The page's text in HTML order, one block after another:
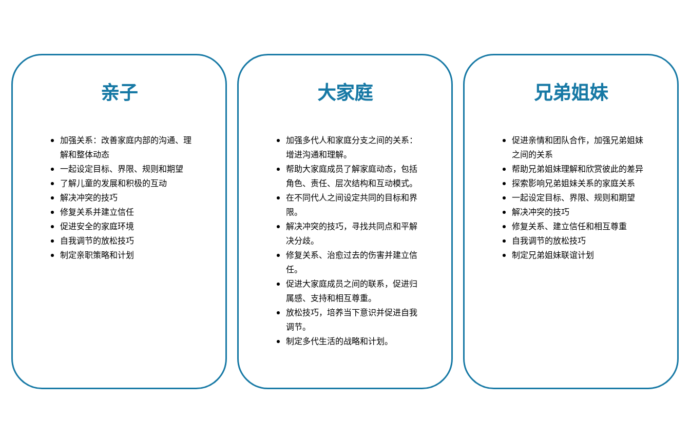
亲子
加强关系：改善家庭内部的沟通、理
解和整体动态
一起设定目标、界限、规则和期望
了解儿童的发展和积极的互动
解决冲突的技巧
修复关系并建立信任
促进安全的家庭环境
自我调节的放松技巧
制定亲职策略和计划
大家庭
加强多代人和家庭分支之间的关系：
增进沟通和理解。
帮助大家庭成员了解家庭动态，包括
角色、责任、层次结构和互动模式。
在不同代人之间设定共同的目标和界
限。
解决冲突的技巧，寻找共同点和平解
决分歧。
修复关系、治愈过去的伤害并建立信
任。
促进大家庭成员之间的联系，促进归
属感、支持和相互尊重。
放松技巧，培养当下意识并促进自我
调节。
制定多代生活的战略和计划。
兄弟姐妹
促进亲情和团队合作，加强兄弟姐妹
之间的关系
帮助兄弟姐妹理解和欣赏彼此的差异
探索影响兄弟姐妹关系的家庭关系
一起设定目标、界限、规则和期望
解决冲突的技巧
修复关系、建立信任和相互尊重
自我调节的放松技巧
制定兄弟姐妹联谊计划